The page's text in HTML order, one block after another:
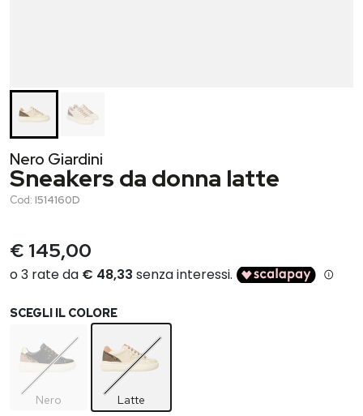
Nero Giardini
Sneakers da donna latte
Cod: I514160D
€ 145,00
SCEGLI IL COLORE
Nero Latte